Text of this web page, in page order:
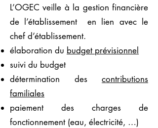
L’OGEC veille à la gestion financière
de l’établissement en lien avec le
chef d’établissement.
élaboration du budget prévisionnel
suivi du budget
détermination des contributions
familiales
paiement des charges de
fonctionnement (eau, électricité, …)